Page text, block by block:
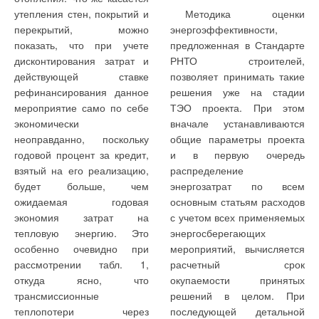
утепления стен, покрытий и
перекрытий, можно
показать, что при учете
дисконтирования затрат и
действующей ставке
рефинансирования данное
мероприятие само по себе
экономически
неоправданно, поскольку
годовой процент за кредит,
взятый на его реализацию,
будет больше, чем
ожидаемая годовая
экономия затрат на
тепловую энергию. Это
особенно очевидно при
рассмотрении табл. 1,
откуда ясно, что
трансмиссионные
теплопотери через
Методика оценки
энергоэффективности,
предложенная в Стандарте
РНТО строителей,
позволяет принимать такие
решения уже на стадии
ТЭО проекта. При этом
вначале устанавливаются
общие параметры проекта
и в первую очередь
распределение
энергозатрат по всем
основным статьям расходов
с учетом всех применяемых
энергосберегающих
мероприятий, вычисляется
расчетный срок
окупаемости принятых
решений в целом. При
последующей детальной
обеспечивает подачу тока несинусоидальной формы и в
определенной мере создает высшие гармоники.
В связи с очень коротким временем ускорения/замедления с
практической точки зрения (и в нормах, касающихся высших
гармоник) это не находит большого применения. В целом,
выключатель плавного пуска рекомендуется устанавливать
вместе с обходным контактором, чтобы электродвигатель в
процессе эксплуатации работал в режиме DОL. Тем самым
обеспечивается минимальный износ и потеря мощности в
устройстве для плавного пуска. В том случае, если плавный
пуск электродвигателей производится через обходной
контактор, они могут работать с системой тепловой защиты
(Tempcon).
Пуск посредством преобразователя частоты: FC
Пуск электродвигателя посредством преобразователя
частоты представляет собой идеальный вариант с точки
зрения уменьшения пускового тока, а также импульса
давления. Преимущество этого метода в том, что пусковой
ток все время удерживают на уровне номинального тока
Читайте по теме:
→ Насосные группы быстрого монтажа FAR
ЖУРНАЛ СОК ЯНВАРЬ 2020
→ Уникальные новинки трубопроводной арматуры FAR
ЖУРНАЛ СОК ЯНВАРЬ 2018
→ Подлинный FAR. Made in Italy
ЖУРНАЛ СОК МАЙ 2015
→ Арматура FAR. Наши первые 40 лет
→ Контрафакт: предупрежден, значит — вооружен
ЖУРНАЛ СОК ИЮНЬ 2014
Уведомления отключены
Комментарии